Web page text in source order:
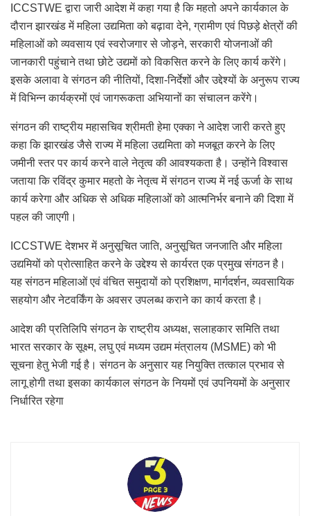
ICCSTWE द्वारा जारी आदेश में कहा गया है कि महतो अपने कार्यकाल के
दौरान झारखंड में महिला उद्यमिता को बढ़ावा देने, ग्रामीण एवं पिछड़े क्षेत्रों की
महिलाओं को व्यवसाय एवं स्वरोजगार से जोड़ने, सरकारी योजनाओं की
जानकारी पहुंचाने तथा छोटे उद्यमों को विकसित करने के लिए कार्य करेंगे।
इसके अलावा वे संगठन की नीतियों, दिशा-निर्देशों और उद्देश्यों के अनुरूप राज्य
में विभिन्न कार्यक्रमों एवं जागरूकता अभियानों का संचालन करेंगे।
संगठन की राष्ट्रीय महासचिव श्रीमती हेमा एक्का ने आदेश जारी करते हुए
कहा कि झारखंड जैसे राज्य में महिला उद्यमिता को मजबूत करने के लिए
जमीनी स्तर पर कार्य करने वाले नेतृत्व की आवश्यकता है। उन्होंने विश्वास
जताया कि रविंद्र कुमार महतो के नेतृत्व में संगठन राज्य में नई ऊर्जा के साथ
कार्य करेगा और अधिक से अधिक महिलाओं को आत्मनिर्भर बनाने की दिशा में
पहल की जाएगी।
ICCSTWE देशभर में अनुसूचित जाति, अनुसूचित जनजाति और महिला
उद्यमियों को प्रोत्साहित करने के उद्देश्य से कार्यरत एक प्रमुख संगठन है।
यह संगठन महिलाओं एवं वंचित समुदायों को प्रशिक्षण, मार्गदर्शन, व्यवसायिक
सहयोग और नेटवर्किंग के अवसर उपलब्ध कराने का कार्य करता है।
आदेश की प्रतिलिपि संगठन के राष्ट्रीय अध्यक्ष, सलाहकार समिति तथा
भारत सरकार के सूक्ष्म, लघु एवं मध्यम उद्यम मंत्रालय (MSME) को भी
सूचना हेतु भेजी गई है। संगठन के अनुसार यह नियुक्ति तत्काल प्रभाव से
लागू होगी तथा इसका कार्यकाल संगठन के नियमों एवं उपनियमों के अनुसार
निर्धारित रहेगा